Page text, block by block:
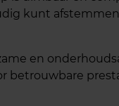
kunt
en
betrouwbare